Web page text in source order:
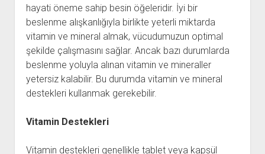
hayati öneme sahip besin öğeleridir. İyi bir
beslenme alışkanlığıyla birlikte yeterli miktarda
vitamin ve mineral almak, vücudumuzun optimal
şekilde çalışmasını sağlar. Ancak bazı durumlarda
beslenme yoluyla alınan vitamin ve mineraller
yetersiz kalabilir. Bu durumda vitamin ve mineral
destekleri kullanmak gerekebilir.
Vitamin Destekleri
Vitamin destekleri genellikle tablet veya kapsül